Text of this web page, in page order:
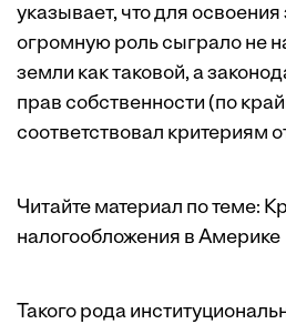
указывает, что для
огромную роль сыграло не
земли как таковой, а
прав собственности (по
соответствовал критериям
Читайте материал по теме:
налогообложения в Америке
Такого рода